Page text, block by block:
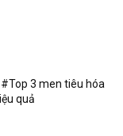
3 men tiêu hóa
quả